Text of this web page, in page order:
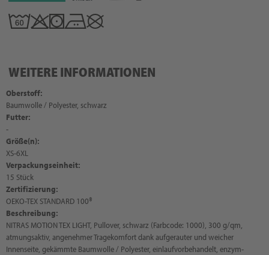
WEITERE INFORMATIONEN
Oberstoff:
Baumwolle / Polyester, schwarz
Futter:
-
Größe(n):
XS-6XL
Verpackungseinheit:
15 Stück
Zertifizierung:
OEKO-TEX STANDARD 100®
Beschreibung:
NITRAS MOTION TEX LIGHT, Pullover, schwarz (Farbcode: 1000), 300 g/qm,
atmungsaktiv, angenehmer Tragekomfort dank aufgerauter und weicher
Innenseite, gekämmte Baumwolle / Polyester, einlaufvorbehandelt, enzym-